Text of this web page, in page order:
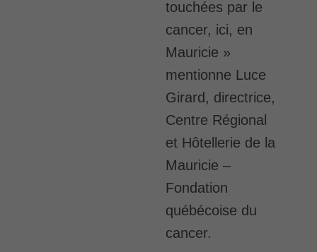
touchées par le
cancer, ici, en
Mauricie »
mentionne Luce
Girard, directrice,
Centre Régional
et Hôtellerie de la
Mauricie –
Fondation
québécoise du
cancer.